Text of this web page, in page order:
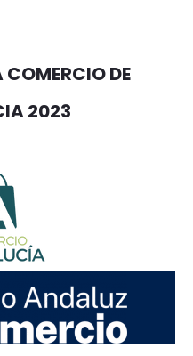
COMERCIO DE
2023